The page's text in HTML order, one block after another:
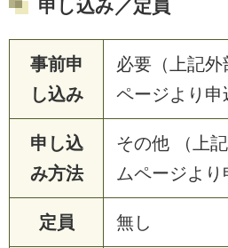
申し込み／定員
事前申
し込み
必要（上記
ページより申
申し込
み方法
その他 （上
ムページより
定員 無し